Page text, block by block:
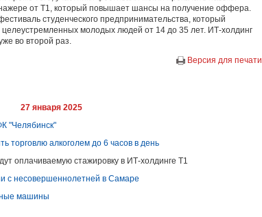
от Т1, который повышает шансы на получение оффера.
студенческого предпринимательства, который
молодых людей от 14 до 35 лет. ИТ-холдинг
во второй раз.
Версия для печати
27 января 2025
"Челябинск"
торговлю алкоголем до 6 часов в день
оплачиваемую стажировку в ИТ-холдинге Т1
с несовершеннолетней в Самаре
машины